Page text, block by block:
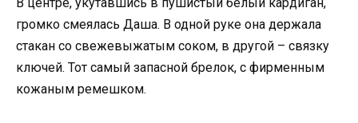
громко смеялась Даша. В одной руке она держала
стакан со свежевыжатым соком, в другой – связку
ключей. Тот самый запасной брелок, с фирменным
кожаным ремешком.